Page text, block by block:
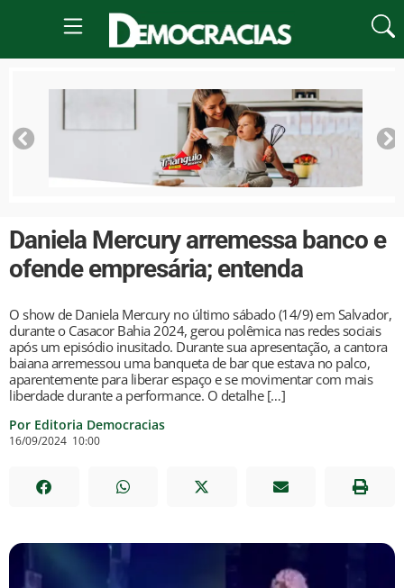
Daniela Mercury arremessa banco e
ofende empresária; entenda
O show de Daniela Mercury no último sábado (14/9) em Salvador,
durante o Casacor Bahia 2024, gerou polêmica nas redes sociais
após um episódio inusitado. Durante sua apresentação, a cantora
baiana arremessou uma banqueta de bar que estava no palco,
aparentemente para liberar espaço e se movimentar com mais
liberdade durante a performance. O detalhe […]
Por Editoria Democracias
16/09/2024 10:00